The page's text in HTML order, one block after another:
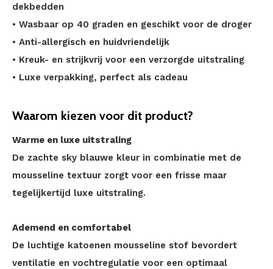
dekbedden
• Wasbaar op 40 graden en geschikt voor de droger
• Anti-allergisch en huidvriendelijk
• Kreuk- en strijkvrij voor een verzorgde uitstraling
• Luxe verpakking, perfect als cadeau
Waarom kiezen voor dit product?
Warme en luxe uitstraling
De zachte sky blauwe kleur in combinatie met de
mousseline textuur zorgt voor een frisse maar
tegelijkertijd luxe uitstraling.
Ademend en comfortabel
De luchtige katoenen mousseline stof bevordert
ventilatie en vochtregulatie voor een optimaal